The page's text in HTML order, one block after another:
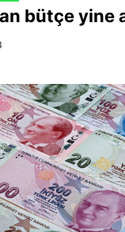
bütçe yine